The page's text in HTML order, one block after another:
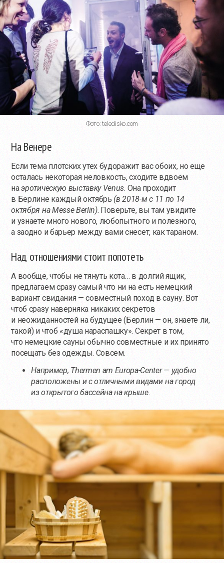
Фото: teledisko.com
На Венере
Если тема плотских утех будоражит вас обоих, но еще
осталась некоторая неловкость, сходите вдвоем
наэротическую выставку Venus. Она проходит
в Берлине каждый октябрь (в 2018-м с 11 по 14
октября на Messe Berlin). Поверьте, вы там увидите
и узнаете много нового, любопытного и полезного,
а заодно и барьер между вами снесет, как тараном.
Над отношениями стоит попотеть
А вообще, чтобы не тянуть кота… в долгий ящик,
предлагаем сразу самый что ни на есть немецкий
вариант свидания — совместный поход в сауну. Вот
чтоб сразу наверняка никаких секретов
и неожиданностей на будущее (Берлин — он, знаете ли,
такой) и чтоб «душа нараспашку». Секрет в том,
что немецкие сауны обычно совместные и их принято
посещать без одежды. Совсем.
Например, Thermen am Europa-Center — удобно
расположены и с отличными видами на город
из открытого бассейна на крыше.